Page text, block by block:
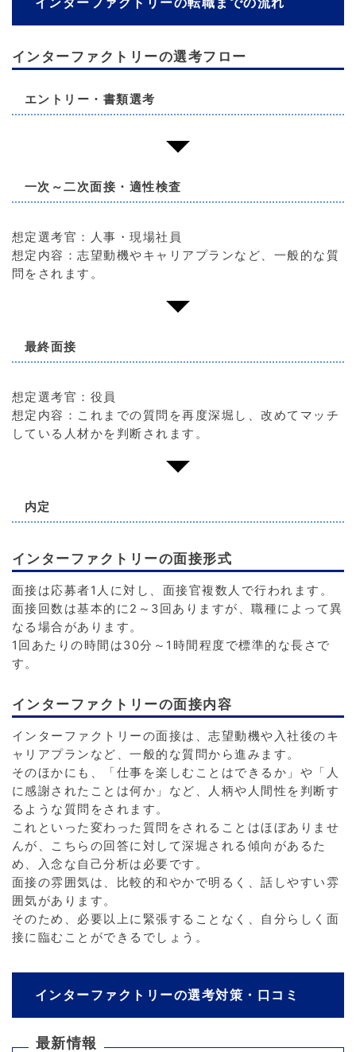
インターファクトリーの選考フロー
エントリー・書類選考
一次～二次面接・適性検査
想定選考官：人事・現場社員
想定内容：志望動機やキャリアプランなど、一般的な質
問をされます。
最終面接
想定選考官：役員
想定内容：これまでの質問を再度深堀し、改めてマッチ
している人材かを判断されます。
内定
インターファクトリーの面接形式
面接は応募者1人に対し、面接官複数人で行われます。
面接回数は基本的に2～3回ありますが、職種によって異
なる場合があります。
1回あたりの時間は30分～1時間程度で標準的な長さで
す。
インターファクトリーの面接内容
インターファクトリーの面接は、志望動機や入社後のキ
ャリアプランなど、一般的な質問から進みます。
そのほかにも、「仕事を楽しむことはできるか」や「人
に感謝されたことは何か」など、人柄や人間性を判断す
るような質問をされます。
これといった変わった質問をされることはほぼありませ
んが、こちらの回答に対して深堀される傾向があるた
め、入念な自己分析は必要です。
面接の雰囲気は、比較的和やかで明るく、話しやすい雰
囲気があります。
そのため、必要以上に緊張することなく、自分らしく面
接に臨むことができるでしょう。
インターファクトリーの選考対策・口コミ
最新情報